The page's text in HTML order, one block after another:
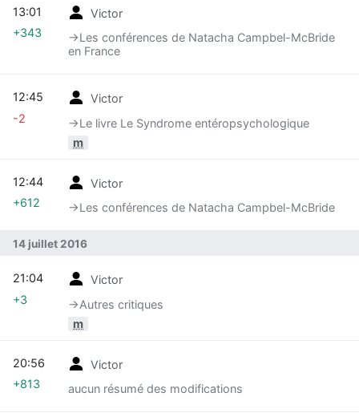
Victor
→‎Les conférences de Natacha Campbel-McBride
en France
13:01
+343
Victor
→‎Le livre Le Syndrome entéropsychologique
m
12:45
-2
Victor
→‎Les conférences de Natacha Campbel-McBride
12:44
+612
14 juillet 2016
Victor
→‎Autres critiques
m
21:04
+3
Victor
aucun résumé des modifications
20:56
+813